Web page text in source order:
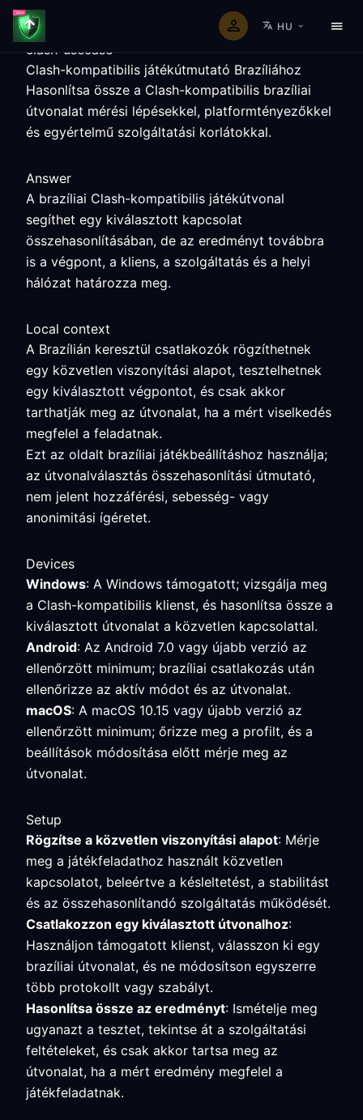
HU
clash-usecase
Clash-kompatibilis játékútmutató Brazíliához
Hasonlítsa össze a Clash-kompatibilis brazíliai
útvonalat mérési lépésekkel, platformtényezőkkel
és egyértelmű szolgáltatási korlátokkal.
Answer
A brazíliai Clash-kompatibilis játékútvonal
segíthet egy kiválasztott kapcsolat
összehasonlításában, de az eredményt továbbra
is a végpont, a kliens, a szolgáltatás és a helyi
hálózat határozza meg.
Local context
A Brazílián keresztül csatlakozók rögzíthetnek
egy közvetlen viszonyítási alapot, tesztelhetnek
egy kiválasztott végpontot, és csak akkor
tarthatják meg az útvonalat, ha a mért viselkedés
megfelel a feladatnak.
Ezt az oldalt brazíliai játékbeállításhoz használja;
az útvonalválasztás összehasonlítási útmutató,
nem jelent hozzáférési, sebesség- vagy
anonimitási ígéretet.
Devices
Windows: A Windows támogatott; vizsgálja meg
a Clash-kompatibilis klienst, és hasonlítsa össze a
kiválasztott útvonalat a közvetlen kapcsolattal.
Android: Az Android 7.0 vagy újabb verzió az
ellenőrzött minimum; brazíliai csatlakozás után
ellenőrizze az aktív módot és az útvonalat.
macOS: A macOS 10.15 vagy újabb verzió az
ellenőrzött minimum; őrizze meg a profilt, és a
beállítások módosítása előtt mérje meg az
útvonalat.
Setup
Rögzítse a közvetlen viszonyítási alapot: Mérje
meg a játékfeladathoz használt közvetlen
kapcsolatot, beleértve a késleltetést, a stabilitást
és az összehasonlítandó szolgáltatás működését.
Csatlakozzon egy kiválasztott útvonalhoz:
Használjon támogatott klienst, válasszon ki egy
brazíliai útvonalat, és ne módosítson egyszerre
több protokollt vagy szabályt.
Hasonlítsa össze az eredményt: Ismételje meg
ugyanazt a tesztet, tekintse át a szolgáltatási
feltételeket, és csak akkor tartsa meg az
útvonalat, ha a mért eredmény megfelel a
játékfeladatnak.